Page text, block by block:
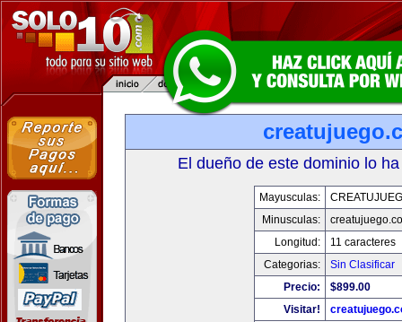
El dueño de este dominio lo
Mayusculas:
Minusculas:
Longitud:
11 caracteres
Categorias:
Sin Clasificar
Precio:
$899.00
Visitar!